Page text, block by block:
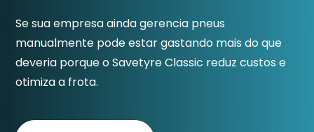
Se sua empresa ainda gerencia pneus
manualmente pode estar gastando mais do que
deveria porque o Savetyre Classic reduz custos e
otimiza a frota.